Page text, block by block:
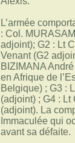
L’armée
: Col.
adjoint); G2 : Lt
Venant (G2
BIZIMANA
en Afrique de
Belgique) ; G3 :
(adjoint) ; G4 :
(adjoint). La
Immaculée qui
avant sa défaite.